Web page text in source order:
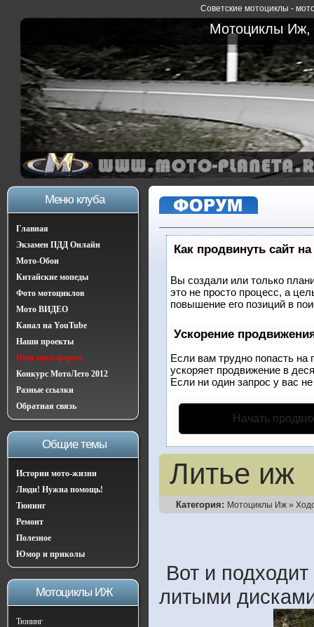
Советские мотоциклы -
Мотоциклы Иж,
Меню клуба
Главная
Экзамен ПДД Онлайн
Мото-Обои
Китайские мопеды
Фото мотоциклов
Мото ВИДЕО
Канал на YouTube
Наши проекты
Наш мото-форум
Конкурс МотоЛето 2012
Разные ссылки
Обратная связь
Общие темы
Истории мото-жизни
Люди! Нужна помощь!
Тюнинг
Ремонт
Полезное
Юмор и приколы
Мотоциклы ИЖ
Тюнинг
Как продвинуть сайт
Вы создали или только
это не просто процесс, а
повышение его позиций в
Ускорение
Если вам трудно попасть на
ускоряет продвижение в
Если ни один запрос у вас
Начать
Литье иж
Категория: Мотоциклы Иж »
Вот и
литыми